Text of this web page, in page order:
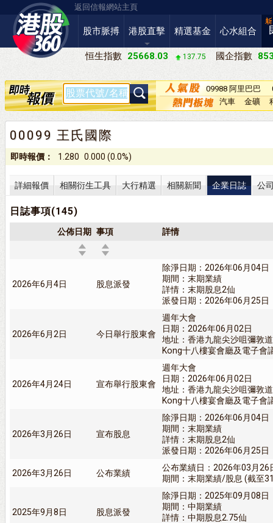
返回信報網站主頁
股市脈搏 港股直擊 精選基金 心水組合
恒生指數 25668.03 137.75 國企指數
09988 阿里巴巴
－Ｗ汽車
金礦
00099 王氏國際
即時報價： 1.280 0.000 (0.0%)
詳細報價 相關衍生工具 大行精選 相關新聞 企業日誌 公
日誌事項(145)
公佈日期 事項 詳情
2026年6月4日 股息派發
除淨日期：2026年06月04日
期間：末期業績
詳情：末期股息2仙
派發日期：2026年06月25日
2026年6月2日 今日舉行股東會
週年大會
日期：2026年06月02日
地址：香港九龍尖沙咀彌敦
Kong十八樓宴會廳及電子會
2026年4月24日 宣布舉行股東會
週年大會
日期：2026年06月02日
地址：香港九龍尖沙咀彌敦
Kong十八樓宴會廳及電子會
2026年3月26日 宣布股息
除淨日期：2026年06月04日
期間：末期業績
詳情：末期股息2仙
派發日期：2026年06月25日
2026年3月26日 公布業績
公布業績日：2026年03月26
期間：末期業績/股息 (截至
2025年9月8日 股息派發
除淨日期：2025年09月08日
期間：中期業績
詳情：中期股息2.75仙